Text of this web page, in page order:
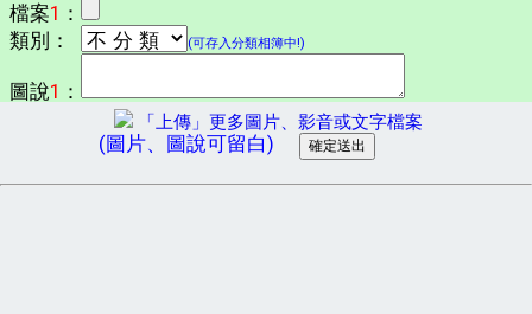
檔案1 ：
類別：
(可存入分類相簿中!)
圖說1 ：
「上傳」更多圖片、影音或文字檔案
(圖片、圖說可留白)